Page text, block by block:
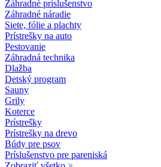
Záhradné príslušenstvo
Záhradné náradie
Siete, fólie a plachty
Prístrešky na auto
Pestovanie
Záhradná technika
Dlažba
Detský program
Sauny
Grily
Koterce
Prístrešky
Prístrešky na drevo
Búdy pre psov
Príslušenstvo pre pareniská